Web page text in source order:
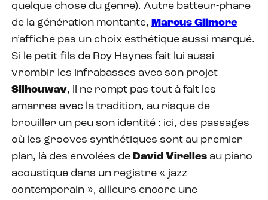
quelque chose du genre). Autre batteur-phare
de la génération montante, Marcus Gilmore
n’affiche pas un choix esthétique aussi marqué.
Si le petit-fils de Roy Haynes fait lui aussi
vrombir les infrabasses avec son projet
Silhouwav, il ne rompt pas tout à fait les
amarres avec la tradition, au risque de
brouiller un peu son identité : ici, des passages
où les grooves synthétiques sont au premier
plan, là des envolées de David Virelles au piano
acoustique dans un registre « jazz
contemporain », ailleurs encore une